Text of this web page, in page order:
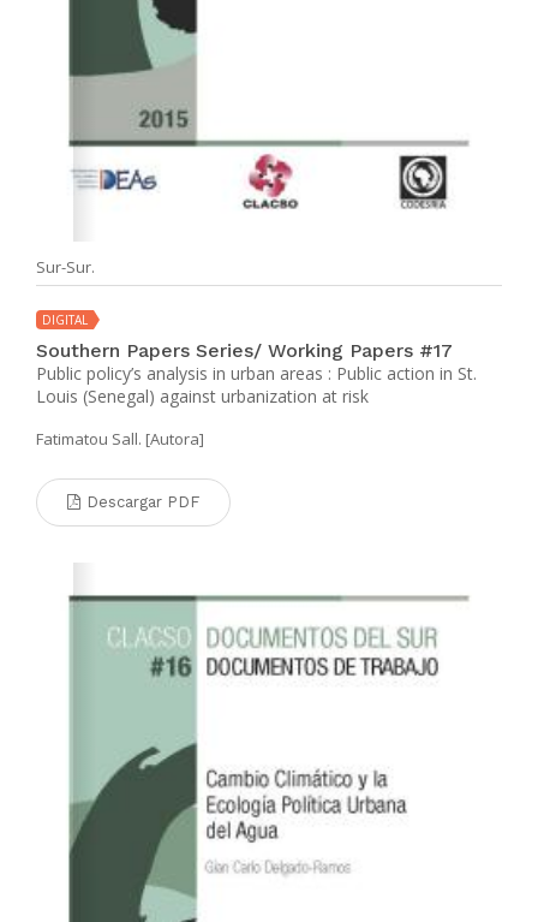
Sur-Sur.
DIGITAL
Southern Papers Series/ Working Papers #17
Public policy’s analysis in urban areas : Public action in St.
Louis (Senegal) against urbanization at risk
Fatimatou Sall. [Autora]
Descargar PDF